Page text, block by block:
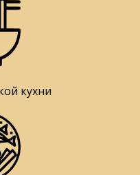
кухни